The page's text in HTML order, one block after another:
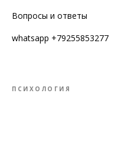
Вопросы и ответы
whatsapp +79255853277
ПСИХОЛОГИЯ